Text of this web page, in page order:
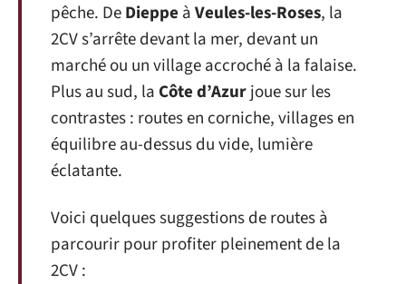
pêche. DeDieppe àVeules-les-Roses, la
2CV s’arrête devant la mer, devant un
marché ou un village accroché à la falaise.
Plus au sud, la Côte d’Azurjoue sur les
contrastes : routes en corniche, villages en
équilibre au-dessus du vide, lumière
éclatante.
Voici quelques suggestions de routes à
parcourir pour profiter pleinement de la
2CV :